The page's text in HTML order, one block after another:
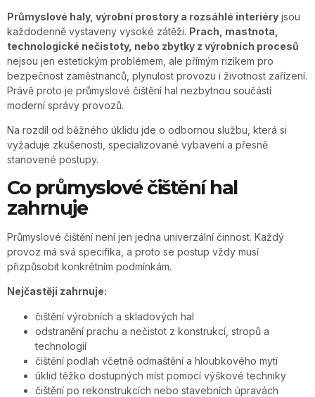
Průmyslové haly, výrobní prostory a rozsáhlé interiéry jsou
každodenně vystaveny vysoké zátěži. Prach, mastnota,
technologické nečistoty, nebo zbytky z výrobních procesů
nejsou jen estetickým problémem, ale přímým rizikem pro
bezpečnost zaměstnanců, plynulost provozu i životnost zařízení.
Právě proto je průmyslové čištění hal nezbytnou součástí
moderní správy provozů.
Na rozdíl od běžného úklidu jde o odbornou službu, která si
vyžaduje zkušenosti, specializované vybavení a přesně
stanovené postupy.
Co průmyslové čištění hal
zahrnuje
Průmyslové čištění není jen jedna univerzální činnost. Každý
provoz má svá specifika, a proto se postup vždy musí
přizpůsobit konkrétním podmínkám.
Nejčastěji zahrnuje:
čištění výrobních a skladových hal
odstranění prachu a nečistot z konstrukcí, stropů a
technologií
čištění podlah včetně odmaštění a hloubkového mytí
úklid těžko dostupných míst pomocí výškové techniky
čištění po rekonstrukcích nebo stavebních úpravách